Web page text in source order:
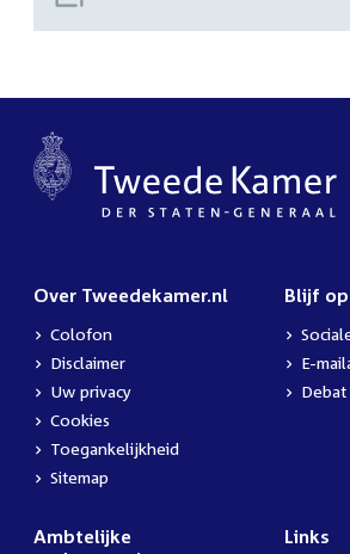
Over Tweedekamer.nl
Colofon
Disclaimer
Uw privacy
Cookies
Toegankelijkheid
Sitemap
Blijf
E-
Ambtelijke
Links